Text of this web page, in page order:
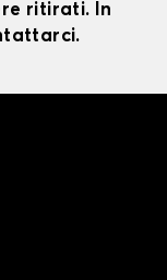
ritirati. In